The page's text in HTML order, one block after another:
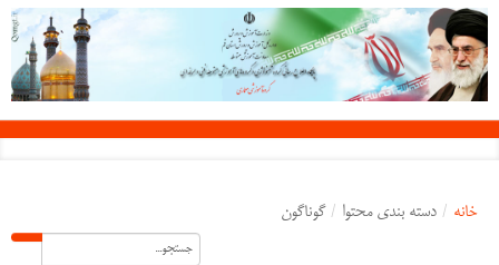
خانه / دسته بندی محتوا / گوناگون